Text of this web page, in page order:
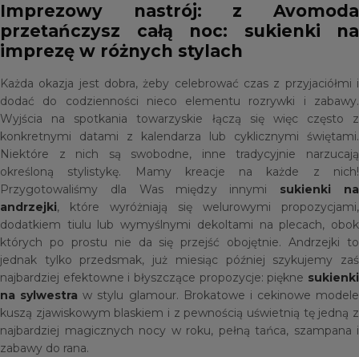
Imprezowy nastrój: z Avomoda
przetańczysz całą noc: sukienki na
imprezę w różnych stylach
Każda okazja jest dobra, żeby celebrować czas z przyjaciółmi i
dodać do codzienności nieco elementu rozrywki i zabawy.
Wyjścia na spotkania towarzyskie łączą się więc często z
konkretnymi datami z kalendarza lub cyklicznymi świętami.
Niektóre z nich są swobodne, inne tradycyjnie narzucają
określoną stylistykę. Mamy kreacje na każde z nich!
Przygotowaliśmy dla Was między innymi sukienki na
andrzejki, które wyróżniają się welurowymi propozycjami,
dodatkiem tiulu lub wymyślnymi dekoltami na plecach, obok
których po prostu nie da się przejść obojętnie. Andrzejki to
jednak tylko przedsmak, już miesiąc później szykujemy zaś
najbardziej efektowne i błyszczące propozycje: piękne sukienki
na sylwestra w stylu glamour. Brokatowe i cekinowe modele
kuszą zjawiskowym blaskiem i z pewnością uświetnią tę jedną z
najbardziej magicznych nocy w roku, pełną tańca, szampana i
zabawy do rana.